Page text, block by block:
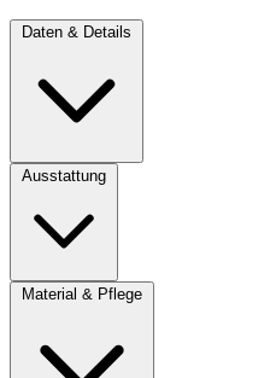
Daten & Details
Ausstattung
Material & Pflege